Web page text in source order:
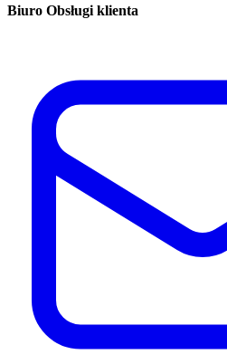
Biuro Obsługi klienta